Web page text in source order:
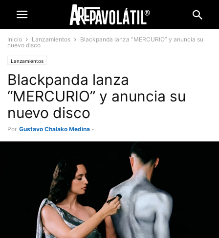
Inicio Lanzamientos
Blackpanda lanza “MERCURIO” y anuncia su
nuevo disco
Lanzamientos
Blackpanda lanza
“MERCURIO” y anuncia su
nuevo disco
Por Gustavo Chalako Medina -